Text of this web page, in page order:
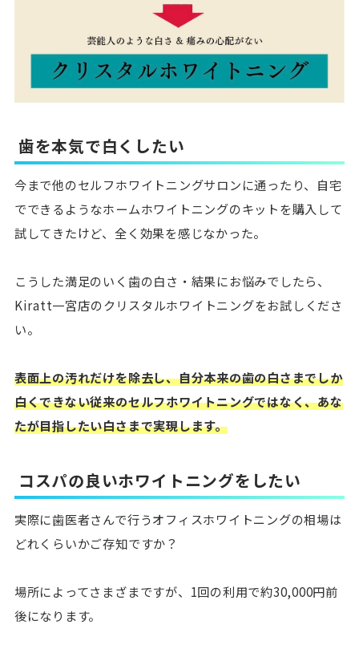
歯を本気で白くしたい
今まで他のセルフホワイトニングサロンに通ったり、自宅
でできるようなホームホワイトニングのキットを購入して
試してきたけど、全く効果を感じなかった。
こうした満足のいく歯の白さ・結果にお悩みでしたら、
Kiratt一宮店のクリスタルホワイトニングをお試しくださ
い。
表面上の汚れだけを除去し、自分本来の歯の白さまでしか
白くできない従来のセルフホワイトニングではなく、あな
たが目指したい白さまで実現します。
コスパの良いホワイトニングをしたい
実際に歯医者さんで行うオフィスホワイトニングの相場は
どれくらいかご存知ですか？
場所によってさまざまですが、1回の利用で約30,000円前
後になります。